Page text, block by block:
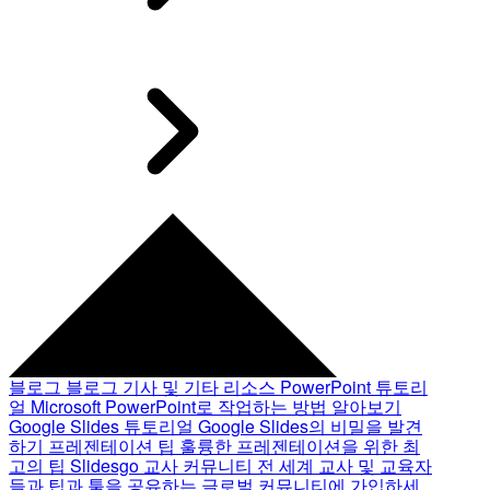
블로그 블로그 기사 및 기타 리소스 PowerPoint 튜토리
얼 Microsoft PowerPoint로 작업하는 방법 알아보기
Google Slides 튜토리얼 Google Slides의 비밀을 발견
하기 프레젠테이션 팁 훌륭한 프레젠테이션을 위한 최
고의 팁 Slidesgo 교사 커뮤니티 전 세계 교사 및 교육자